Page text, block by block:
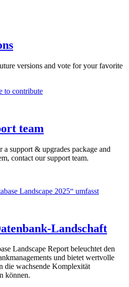
versions and vote for your favorite
to contribute
team
support & upgrades package and
contact our support team.
Landschaft
Landscape Report beleuchtet den
und bietet wertvolle
die wachsende Komplexität
können.